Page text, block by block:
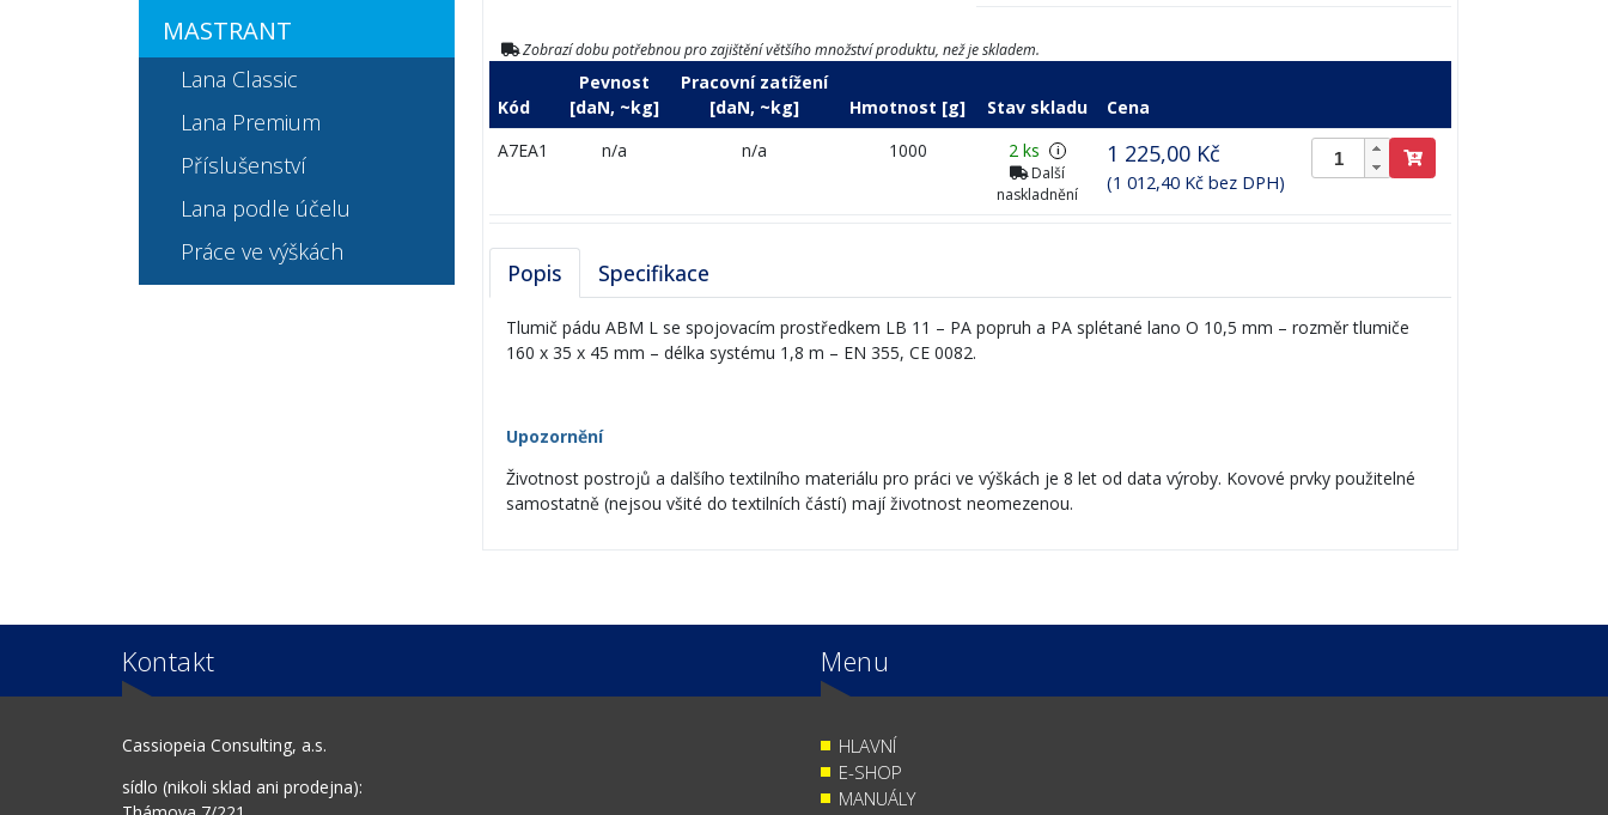
Zobrazí dobu potřebnou pro zajištění většího množství produktu, než je skladem.
Kód
Pevnost
[daN, ~kg]
Pracovní zatížení
[daN, ~kg]
Hmotnost [g] Stav skladu
Cena
A7EA1
n/a n/a 1000 2 ks i
Další
naskladnění
1 225,00 Kč
(1 012,40 Kč bez DPH)
Popis Specifikace
Tlumič pádu ABM L se spojovacím prostředkem LB 11 – PA popruh a PA splétané lano O 10,5 mm – rozměr tlumiče
160 x 35 x 45 mm – délka systému 1,8 m – EN 355, CE 0082.
Upozornění
Životnost postrojů a dalšího textilního materiálu pro práci ve výškách je 8 let od data výroby. Kovové prvky použitelné
samostatně (nejsou všité do textilních částí) mají životnost neomezenou.
MASTRANT
Lana Classic
Lana Premium
Příslušenství
Lana podle účelu
Práce ve výškách
Kontakt
Cassiopeia Consulting, a.s.
sídlo (nikoli sklad ani prodejna):
Menu
HLAVNÍ
E-SHOP
MANUÁLY